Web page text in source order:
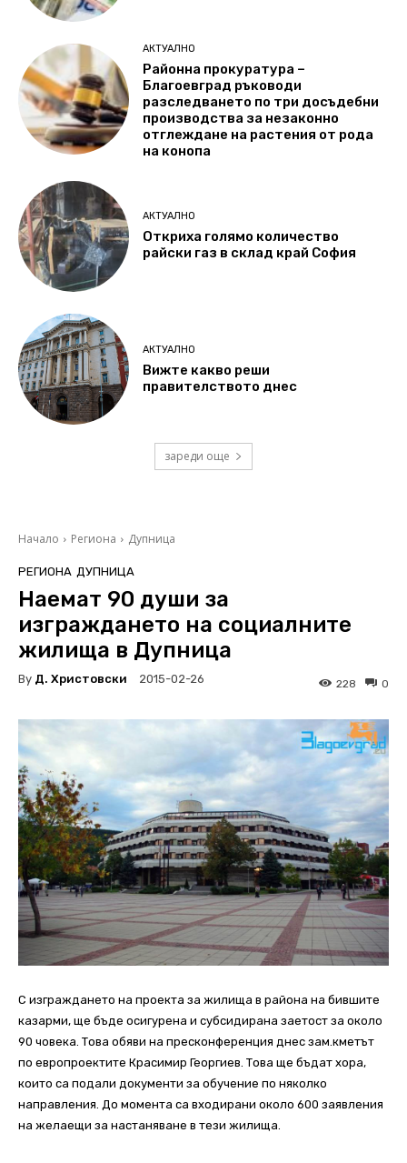
АКТУАЛНО
Районна прокуратура –
Благоевград ръководи
разследването по три досъдебни
производства за незаконно
отглеждане на растения от рода
на конопа
АКТУАЛНО
Откриха голямо количество
райски газ в склад край София
АКТУАЛНО
Вижте какво реши
правителството днес
зареди още